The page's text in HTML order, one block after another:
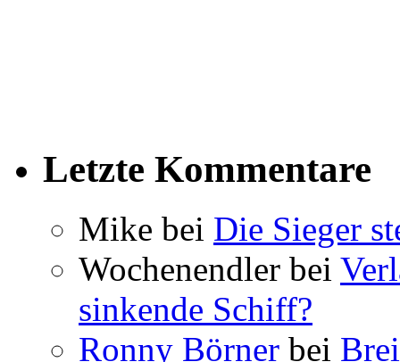
Letzte Kommentare
Mike bei Die Sieger
Wochenendler bei
sinkende Schiff?
Ronny Börner bei